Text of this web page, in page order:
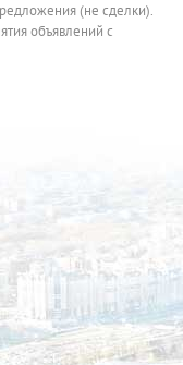
(не сделки).
объявлений с